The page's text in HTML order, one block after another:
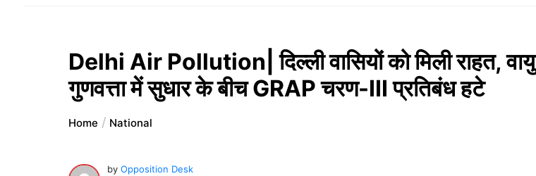
Delhi Air Pollution| दिल्ली वासियों को मिली राहत, वायु
गुणवत्ता में सुधार के बीच GRAP चरण-III प्रतिबंध हटे
Home National
by Opposition Desk